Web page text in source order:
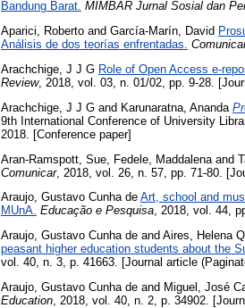
Bandung Barat. MIMBAR Jurnal Sosial dan
Aparici, Roberto and García-Marín, David
Análisis de dos teorías enfrentadas.
Arachchige, J J G Role of Open Access e-
Review, 2018, vol. 03, n. 01/02, pp. 9-28.
Arachchige, J J G and Karunaratna, Ananda
9th International Conference of University
2018. [Conference paper]
Aran-Ramspott, Sue Fedele, Maddalena and
Comunicar, 2018, vol. 26, n. 57, pp. 71-80.
Araujo, Gustavo Cunha de Art, school and
MUnA. Educação e Pesquisa, 2018, vol. 44,
Araujo, Gustavo Cunha de and Aires, Helena
peasant higher education students about the
vol. 40, n. 3, p. 41663. [Journal article
Araujo, Gustavo Cunha de and Miguel, José
Education, 2018, vol. 40, n. 2, p. 34902.